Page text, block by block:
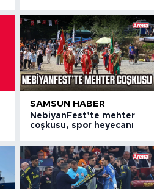
SAMSUN HABER
NebiyanFest’te mehter
coşkusu, spor heyecanı